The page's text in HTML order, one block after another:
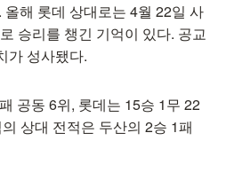
해 롯데 상대로는 4월 22일 사
승리를 챙긴 기억이 있다. 공교
가 성사됐다.
공동 6위, 롯데는 15승 1무 22
상대 전적은 두산의 2승 1패